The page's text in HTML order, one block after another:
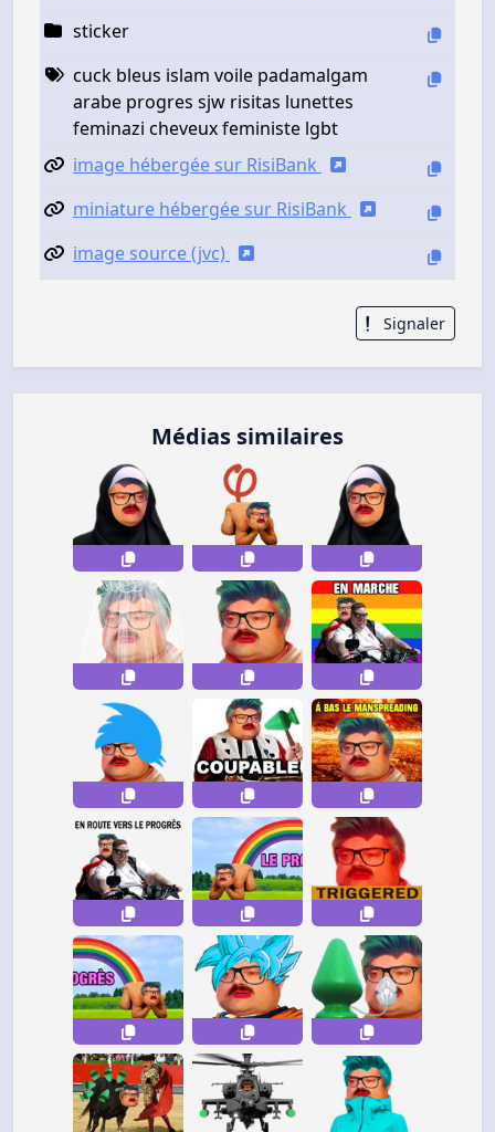
sticker
cuck bleus islam voile padamalgam
arabe progres sjw risitas lunettes
feminazi cheveux feministe lgbt
image hébergée sur RisiBank
miniature hébergée sur RisiBank
image source (jvc)
Signaler
Médias similaires